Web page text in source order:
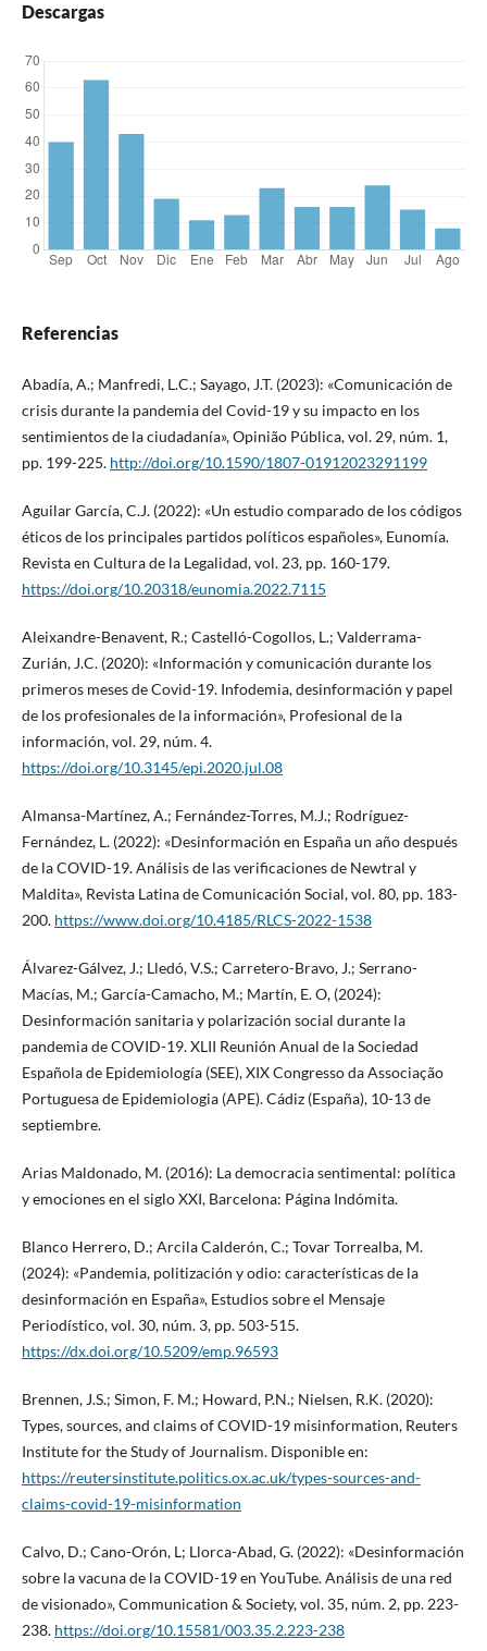
Descargas
Referencias
Abadía, A.; Manfredi, L.C.; Sayago, J.T. (2023): «Comunicación de
crisis durante la pandemia del Covid-19 y su impacto en los
sentimientos de la ciudadanía», Opinião Pública, vol. 29, núm. 1,
pp. 199-225. http://doi.org/10.1590/1807-01912023291199
Aguilar García, C.J. (2022): «Un estudio comparado de los códigos
éticos de los principales partidos políticos españoles», Eunomía.
Revista en Cultura de la Legalidad, vol. 23, pp. 160-179.
https://doi.org/10.20318/eunomia.2022.7115
Aleixandre-Benavent, R.; Castelló-Cogollos, L.; Valderrama-
Zurián, J.C. (2020): «Información y comunicación durante los
primeros meses de Covid-19. Infodemia, desinformación y papel
de los profesionales de la información», Profesional de la
información, vol. 29, núm. 4.
https://doi.org/10.3145/epi.2020.jul.08
Almansa-Martínez, A.; Fernández-Torres, M.J.; Rodríguez-
Fernández, L. (2022): «Desinformación en España un año después
de la COVID-19. Análisis de las verificaciones de Newtral y
Maldita», Revista Latina de Comunicación Social, vol. 80, pp. 183-
200. https://www.doi.org/10.4185/RLCS-2022-1538
Álvarez-Gálvez, J.; Lledó, V.S.; Carretero-Bravo, J.; Serrano-
Macías, M.; García-Camacho, M.; Martín, E. O, (2024):
Desinformación sanitaria y polarización social durante la
pandemia de COVID-19. XLII Reunión Anual de la Sociedad
Española de Epidemiología (SEE), XIX Congresso da Associação
Portuguesa de Epidemiologia (APE). Cádiz (España), 10-13 de
septiembre.
Arias Maldonado, M. (2016): La democracia sentimental: política
y emociones en el siglo XXI, Barcelona: Página Indómita.
Blanco Herrero, D.; Arcila Calderón, C.; Tovar Torrealba, M.
(2024): «Pandemia, politización y odio: características de la
desinformación en España», Estudios sobre el Mensaje
Periodístico, vol. 30, núm. 3, pp. 503-515.
https://dx.doi.org/10.5209/emp.96593
Brennen, J.S.; Simon, F. M.; Howard, P.N.; Nielsen, R.K. (2020):
Types, sources, and claims of COVID-19 misinformation, Reuters
Institute for the Study of Journalism. Disponible en:
https://reutersinstitute.politics.ox.ac.uk/types-sources-and-
claims-covid-19-misinformation
Calvo, D.; Cano-Orón, L; Llorca-Abad, G. (2022): «Desinformación
sobre la vacuna de la COVID-19 en YouTube. Análisis de una red
de visionado», Communication & Society, vol. 35, núm. 2, pp. 223-
238. https://doi.org/10.15581/003.35.2.223-238